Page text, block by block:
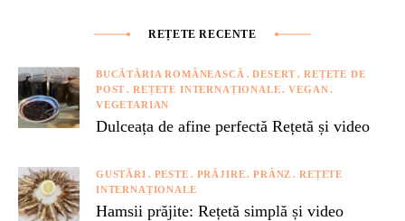
REȚETE RECENTE
BUCĂTĂRIA ROMÂNEASCĂ DESERT
REȚETE DE
POST
REȚETE INTERNAȚIONALE
VEGAN
VEGETARIAN
Dulceața de afine perfectă Rețetă și video
GUSTĂRI PESTE PRĂJIRE PRÂNZ
REȚETE
INTERNAȚIONALE
Hamsii prăjite: Rețetă simplă și video